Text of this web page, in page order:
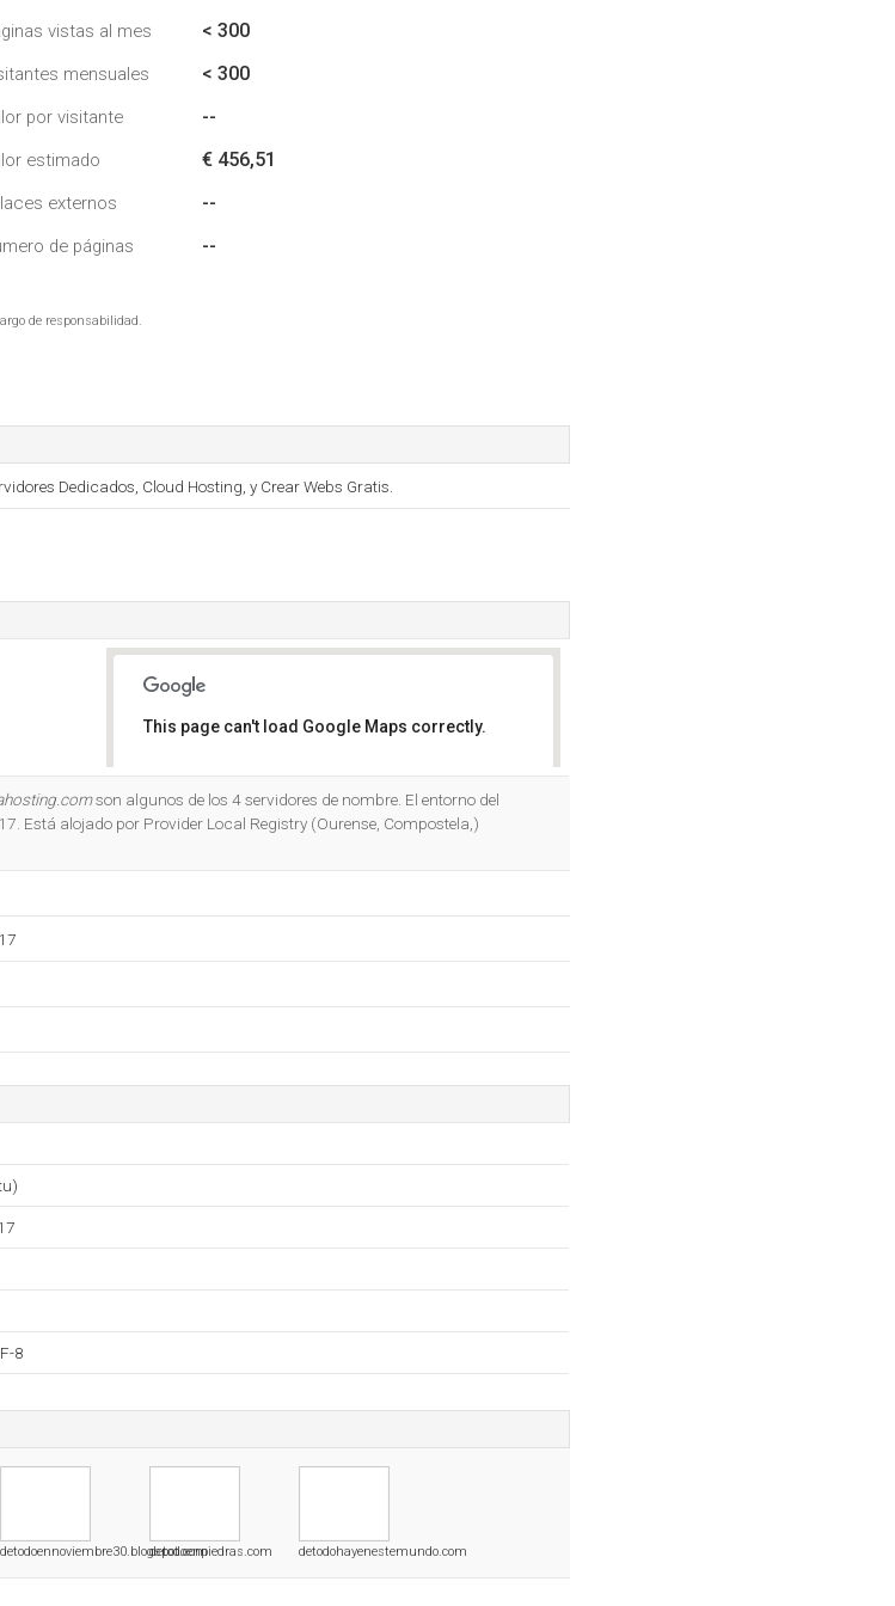
vistas al mes < 300
mensuales < 300
por visitante --
estimado € 456,51
externos --
de páginas --
de responsabilidad.
Dedicados, Cloud Hosting, y Crear Webs Gratis.
This page can't load Google Maps correctly.
son algunos de los 4 servidores de nombre. El entorno del
Está alojado por Provider Local Registry (Ourense, Compostela,)
8
detodoennoviembre30.blogspot.comdetodoenpiedras.com detodohayenestemundo.com